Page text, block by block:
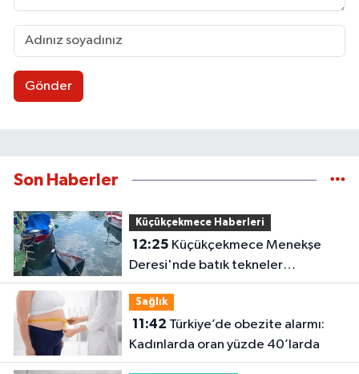
Gönder
Son Haberler
Küçükçekmece Haberleri
12:25
Deresi'nde batık tekneler
karabatakların yuvası oldu
Sağlık
11:42
Kadınlarda oran yüzde 40’larda